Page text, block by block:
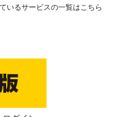
いるサービスの一覧はこちら